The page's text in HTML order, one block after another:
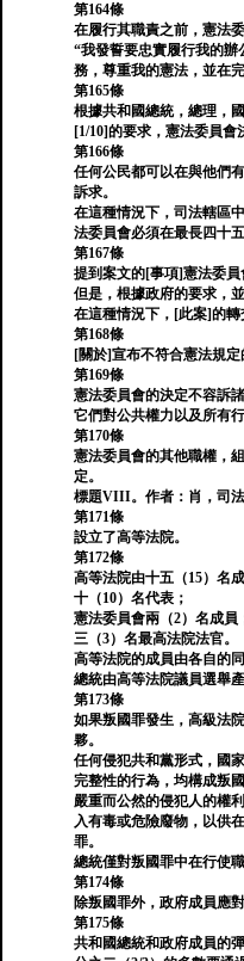
第164條
在履行其職責之前，憲法
“我發誓要忠實履行我的
務，尊重我的憲法，並在
第165條
根據共和國總統，總理，
[1/10]的要求，憲法委員
第166條
任何公民都可以在與他們
訴求。
在這種情況下，司法轄區
法委員會必須在最長四十
第167條
提到案文的[事項]憲法委員
但是，根據政府的要求，
在這種情況下，[此案]的
第168條
[關於]宣布不符合憲法規定
第169條
憲法委員會的決定不容訴諸
它們對公共權力以及所有
第170條
憲法委員會的其他職權，
定。
標題VIII。作者：肖，司法
第171條
設立了高等法院。
第172條
高等法院由十五（15）名
十（10）名代表；
憲法委員會兩（2）名成員
三（3）名最高法院法官。
高等法院的成員由各自的同
總統由高等法院議員選舉產
第173條
如果叛國罪發生，高級法
夥。
任何侵犯共和黨形式，國
完整性的行為，均構成叛國
嚴重而公然的侵犯人的權
入有毒或危險廢物，以供
罪。
總統僅對叛國罪中在行使
第174條
除叛國罪外，政府成員應
第175條
共和國總統和政府成員的